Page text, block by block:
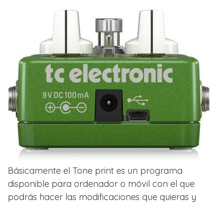
Básicamente el Tone print es un programa
disponible para ordenador o móvil con el que
podrás hacer las modificaciones que quieras y